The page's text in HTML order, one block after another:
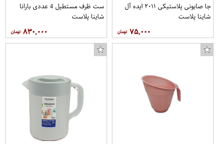
جا صابونی پلاستیکی ۲۰۱۱ ایده آل
شاینا پلاست
۷۵,۰۰۰
ست ظرف مستطیل 4 عددی بارانا
شاینا پلاست
۸۳۰,۰۰۰